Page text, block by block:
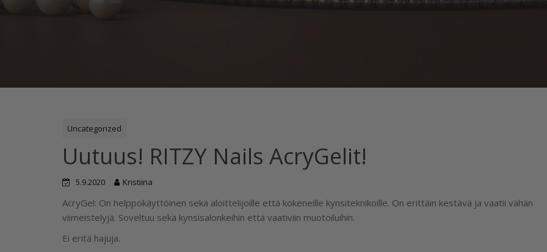
Uncategorized
Uutuus! RITZY Nails AcryGelit!
5.9.2020 Kristiina
AcryGel: On helppokäyttöinen sekä aloittelijoille että kokeneille kynsiteknikoille. On erittäin kestävä ja vaatii vähän
viimeistelyjä. Soveltuu sekä kynsisalonkeihin että vaativiin muotoiluihin.
Ei eritä hajuja.